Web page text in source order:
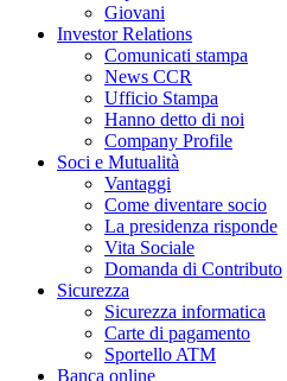
Giovani
Investor Relations
Comunicati stampa
News CCR
Ufficio Stampa
Hanno detto di noi
Company Profile
Soci e Mutualità
Vantaggi
Come diventare socio
La presidenza risponde
Vita Sociale
Domanda di Contributo
Sicurezza
Sicurezza informatica
Carte di pagamento
Sportello ATM
Banca online